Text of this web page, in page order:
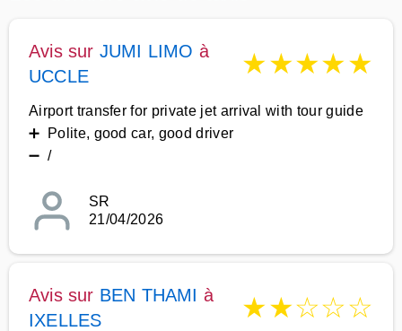
Avis sur JUMI LIMO à
UCCLE
★★★★★
Airport transfer for private jet arrival with tour guide
➕ Polite, good car, good driver
➖ /
SR
21/04/2026
Avis sur BEN THAMI à
IXELLES
★★☆☆☆